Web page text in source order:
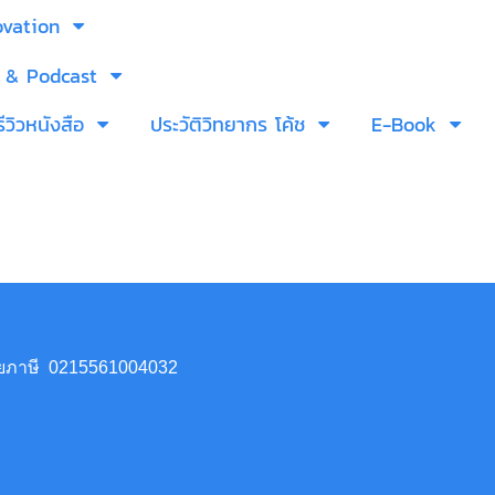
Podcast
วิวหนังสือ
ประวัติวิทยากร โค้ช E-Book
าษี 0215561004032